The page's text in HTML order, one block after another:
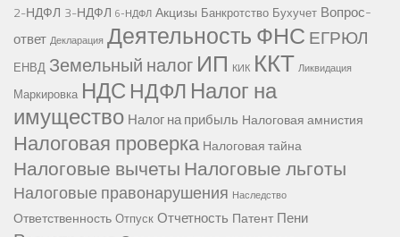
2-НДФЛ 3-НДФЛ 6-НДФЛ Акцизы Банкротство Бухучет Вопрос-
ответ Декларация Деятельность ФНС ЕГРЮЛ
ЕНВД Земельный налог ИП КИК ККТ Ликвидация
Маркировка НДС НДФЛ Налог на
имущество Налог на прибыль Налоговая амнистия
Налоговая проверка Налоговая тайна
Налоговые вычетыНалоговые льготы
Налоговые правонарушения Наследство
Ответственность Отпуск Отчетность Патент Пени